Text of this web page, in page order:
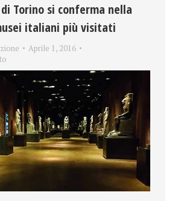
Torino si conferma nella
italiani più visitati
Aprile 1, 2016